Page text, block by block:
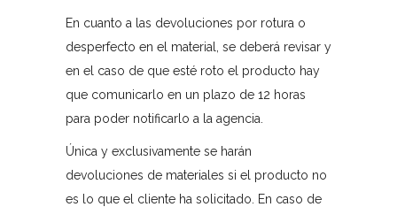
En cuanto a las devoluciones por rotura o
desperfecto en el material, se deberá revisar y
en el caso de que esté roto el producto hay
que comunicarlo en un plazo de 12 horas
para poder notificarlo a la agencia.
Única y exclusivamente se harán
devoluciones de materiales si el producto no
es lo que el cliente ha solicitado. En caso de